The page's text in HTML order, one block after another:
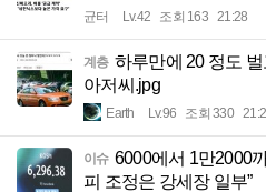
균터 Lv.42 조회 163 21:28
계층 하루만에 20 정도
아저씨.jpg
Earth Lv.96 조회 330
이슈 6000에서 1만2000
피 조정은 강세장 일부”